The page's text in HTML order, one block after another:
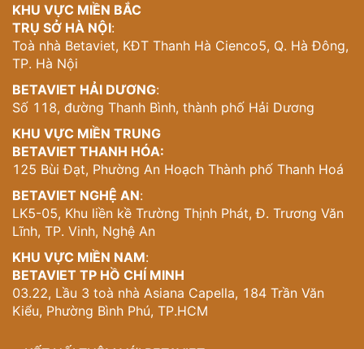
KHU VỰC MIỀN BẮC
TRỤ SỞ HÀ NỘI:
Toà nhà Betaviet, KĐT Thanh Hà Cienco5, Q. Hà Đông,
TP. Hà Nội
BETAVIET HẢI DƯƠNG:
Số 118, đường Thanh Bình, thành phố Hải Dương
KHU VỰC MIỀN TRUNG
BETAVIET THANH HÓA:
125 Bùi Đạt, Phường An Hoạch Thành phố Thanh Hoá
BETAVIET NGHỆ AN:
LK5-05, Khu liền kề Trường Thịnh Phát, Đ. Trương Văn
Lĩnh, TP. Vinh, Nghệ An
KHU VỰC MIỀN NAM:
BETAVIET TP HỒ CHÍ MINH
03.22, Lầu 3 toà nhà Asiana Capella, 184 Trần Văn
Kiểu, Phường Bình Phú, TP.HCM